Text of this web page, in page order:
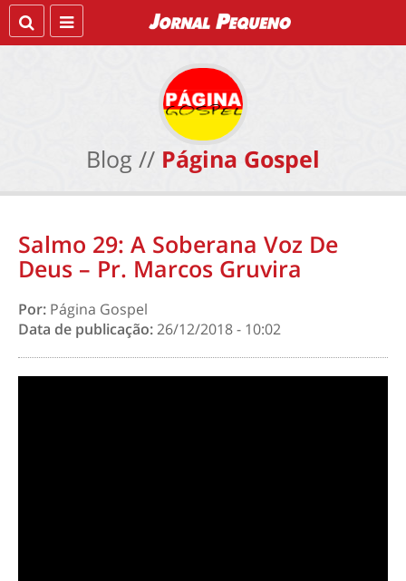
Blog // Página Gospel
Salmo 29: A Soberana Voz De
Deus – Pr. Marcos Gruvira
Por: Página Gospel
Data de publicação:26/12/2018 - 10:02